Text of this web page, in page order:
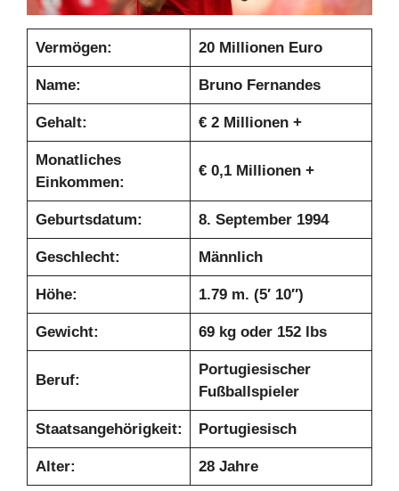
Vermögen: 20 Millionen Euro
Name: Bruno Fernandes
Gehalt: €2 Millionen +
Monatliches
Einkommen:
€0,1 Millionen +
Geburtsdatum: 8. September 1994
Geschlecht: Männlich
Höhe: 1.79 m. (5′ 10″)
Gewicht: 69 kg oder 152 lbs
Beruf:
Portugiesischer
Fußballspieler
Staatsangehörigkeit: Portugiesisch
Alter: 28 Jahre